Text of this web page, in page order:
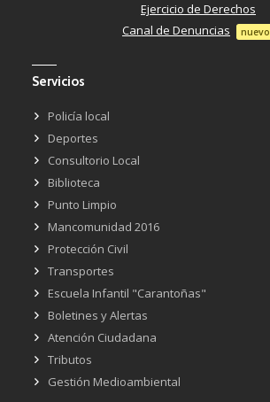
Ejercicio de Derechos
Canal de Denuncias
nuevo
Servicios
Policía local
Deportes
Consultorio Local
Biblioteca
Punto Limpio
Mancomunidad 2016
Protección Civil
Transportes
Escuela Infantil "Carantoñas"
Boletines y Alertas
Atención Ciudadana
Tributos
Gestión Medioambiental